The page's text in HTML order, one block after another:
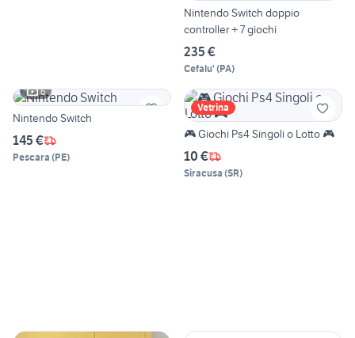
Nintendo Switch doppio
controller + 7 giochi
235 €
Cefalu' (PA)
6
Nintendo Switch
145 €
Pescara (PE)
Vetrina
🎮 Giochi Ps4 Singoli o Lotto 🎮
10 €
Siracusa (SR)